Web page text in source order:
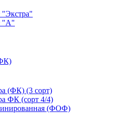
"Экстра"
"А"
(ФК) (3 сорт)
ФК (сорт 4/4)
(ФОФ)